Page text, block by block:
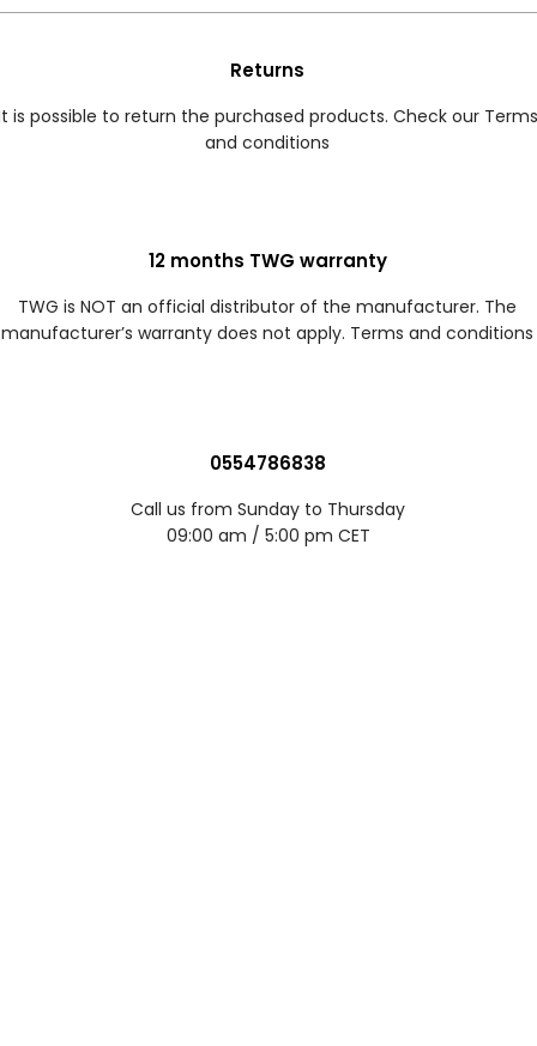
Returns
is possible to return the purchased products. Check our Terms
and conditions
12 months TWG warranty
TWG is NOT an official distributor of the manufacturer. The
manufacturer’s warranty does not apply. Terms and conditions
0554786838
Call us from Sunday to Thursday
09:00 am / 5:00 pm CET